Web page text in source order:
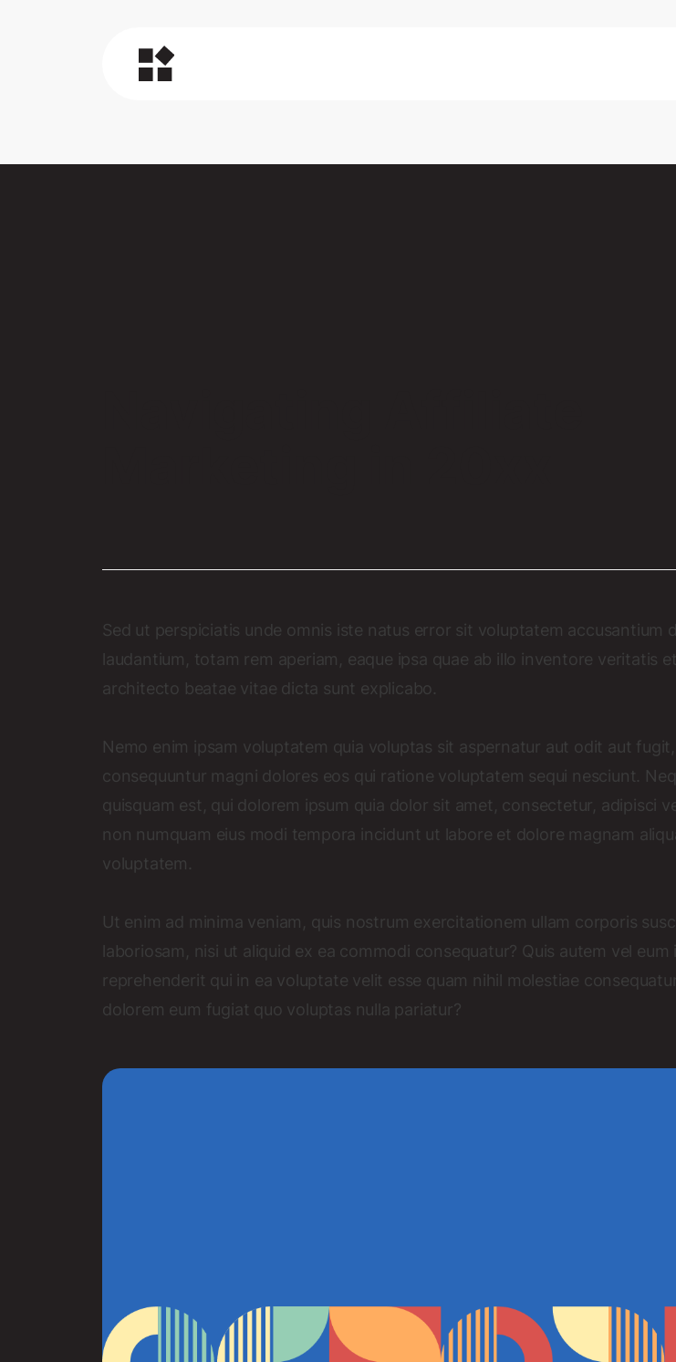
Sed ut perspiciatis unde omnis iste natus error sit voluptatem accusantium
laudantium, totam rem aperiam, eaque ipsa quae ab illo inventore veritatis
architecto beatae vitae dicta sunt explicabo.
Nemo enim ipsam voluptatem quia voluptas sit aspernatur aut odit aut fugit,
consequuntur magni dolores eos qui ratione voluptatem sequi nesciunt.
quisquam est, qui dolorem ipsum quia dolor sit amet, consectetur, adipisci
non numquam eius modi tempora incidunt ut labore et dolore magnam
voluptatem.
Ut enim ad minima veniam, quis nostrum exercitationem ullam corporis
laboriosam, nisi ut aliquid ex ea commodi consequatur? Quis autem vel eum
reprehenderit qui in ea voluptate velit esse quam nihil molestiae
dolorem eum fugiat quo voluptas nulla pariatur?